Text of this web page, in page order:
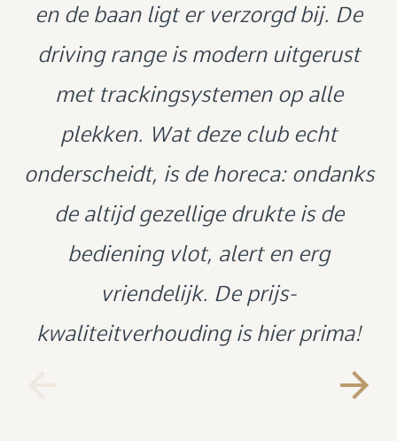
en de baan ligt er verzorgd bij. De
driving range is modern uitgerust
met trackingsystemen op alle
plekken. Wat deze club echt
onderscheidt, is de horeca: ondanks
de altijd gezellige drukte is de
bediening vlot, alert en erg
vriendelijk. De prijs-
kwaliteitverhouding is hier prima!
Echt een mooie fijne golfbaan,
uitdagende holes en ondanks de
vele regen lag ie er heel goed bij.
Goede greenkeepers dus. Ook de
Delfland gelopen. Genoten van het
onderhoud en de goede kwaliteit
van de greens. Niet genoten van
mijn swing, iets golflessen en swing
aanpassen. Drivingrange is ook een
feestje met Inrange. Blijft een
aanrader in overdag of in de avond
op Delfland te golfen.
Mooie golfbaan, met hele goede
oefenfaciliteiten
De holes liggen er het hele jaar
mooi bij en ook de grens zijn het
Beste value for money golfbaan met
uitstekend restaurant en prima